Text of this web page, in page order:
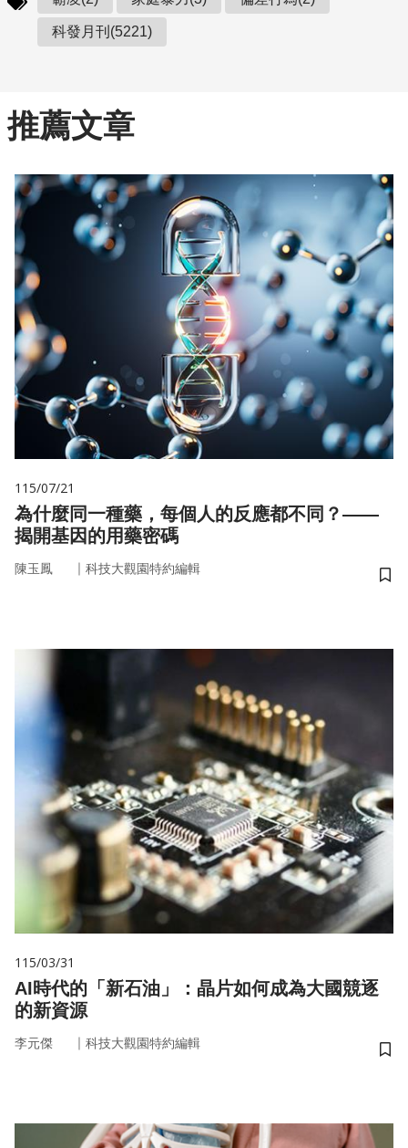
科發月刊(5221)
推薦文章
115/07/21
為什麼同一種藥，每個人的反應都不同？——
揭開基因的用藥密碼
陳玉鳳 ｜ 科技大觀園特約編輯
儲
115/03/31
AI時代的「新石油」：晶片如何成為大國競逐
的新資源
李元傑 ｜ 科技大觀園特約編輯
儲